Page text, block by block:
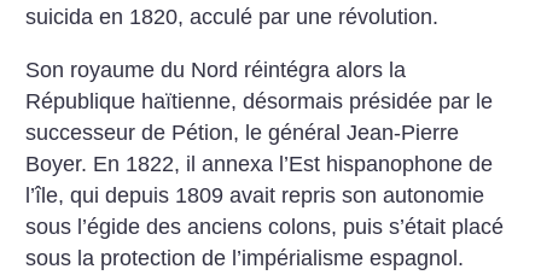
suicida en 1820, acculé par une révolution.
Son royaume du Nord réintégra alors la
République haïtienne, désormais présidée par le
successeur de Pétion, le général Jean-Pierre
Boyer. En 1822, il annexa l’Est hispanophone de
l’île, qui depuis 1809 avait repris son autonomie
sous l’égide des anciens colons, puis s’était placé
sous la protection de l’impérialisme espagnol.